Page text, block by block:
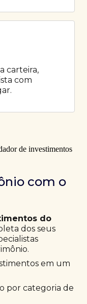
carteira,
com
com o
do
dos seus
em um
por categoria de